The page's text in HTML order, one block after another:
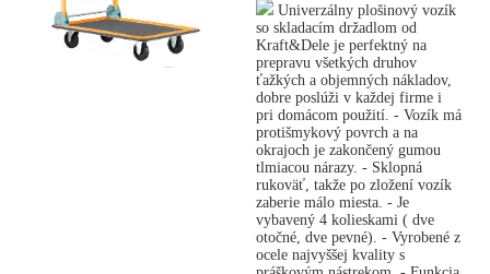
Univerzálny plošinový vozík
so skladacím držadlom od
Kraft&Dele je perfektný na
prepravu všetkých druhov
ťažkých a objemných nákladov,
dobre poslúži v každej firme i
pri domácom použití. - Vozík má
protišmykový povrch a na
okrajoch je zakončený gumou
tlmiacou nárazy. - Sklopná
rukoväť, takže po zložení vozík
zaberie málo miesta. - Je
vybavený 4 kolieskami ( dve
otočné, dve pevné). - Vyrobené z
ocele najvyššej kvality s